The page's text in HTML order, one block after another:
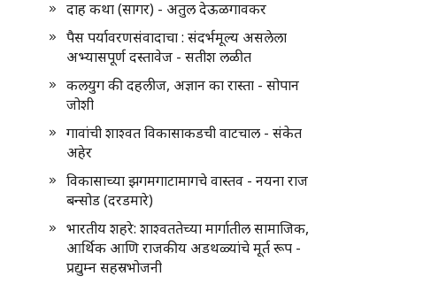
दाह कथा (सागर) - अतुल देऊळगावकर
पैस पर्यावरणसंवादाचा : संदर्भमूल्य असलेला
अभ्यासपूर्ण दस्तावेज - सतीश लळीत
कलयुग की दहलीज, अज्ञान का रास्ता - सोपान
जोशी
गावांची शाश्वत विकासाकडची वाटचाल - संकेत
अहेर
विकासाच्या झगमगाटामागचे वास्तव - नयना राज
बन्सोड (दरडमारे)
भारतीय शहरे: शाश्वततेच्या मार्गातील सामाजिक,
आर्थिक आणि राजकीय अडथळ्यांचे मूर्त रूप -
प्रद्युम्न सहस्रभोजनी